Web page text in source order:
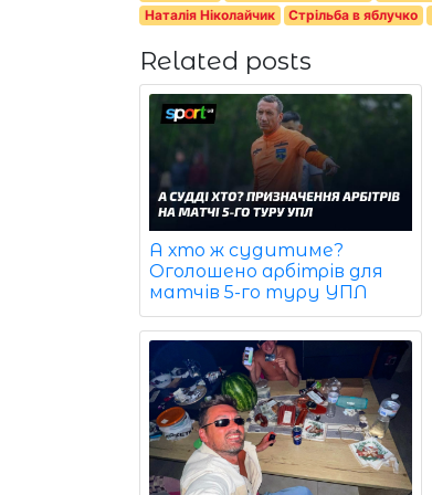
Наталія Ніколайчик Стрільба в яблучко
Related posts
А хто ж судитиме?
Оголошено арбітрів для
матчів 5-го туру УПЛ